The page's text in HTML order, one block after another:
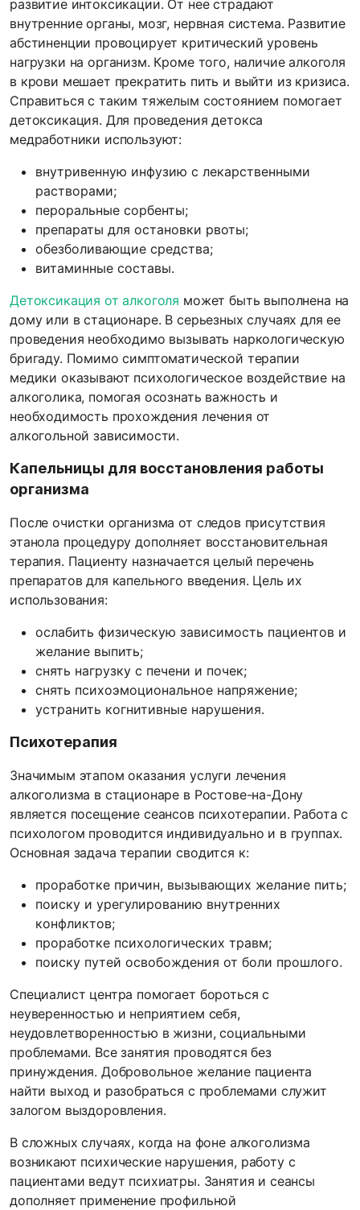
развитие интоксикации. От нее страдают
внутренние органы, мозг, нервная система. Развитие
абстиненции провоцирует критический уровень
нагрузки на организм. Кроме того, наличие алкоголя
в крови мешает прекратить пить и выйти из кризиса.
Справиться с таким тяжелым состоянием помогает
детоксикация. Для проведения детокса
медработники используют:
внутривенную инфузию с лекарственными
растворами;
пероральные сорбенты;
препараты для остановки рвоты;
обезболивающие средства;
витаминные составы.
Детоксикация от алкоголя может быть выполнена на
дому или в стационаре. В серьезных случаях для ее
проведения необходимо вызывать наркологическую
бригаду. Помимо симптоматической терапии
медики оказывают психологическое воздействие на
алкоголика, помогая осознать важность и
необходимость прохождения лечения от
алкогольной зависимости.
Капельницы для восстановления работы
организма
После очистки организма от следов присутствия
этанола процедуру дополняет восстановительная
терапия. Пациенту назначается целый перечень
препаратов для капельного введения. Цель их
использования:
ослабить физическую зависимость пациентов и
желание выпить;
снять нагрузку с печени и почек;
снять психоэмоциональное напряжение;
устранить когнитивные нарушения.
Психотерапия
Значимым этапом оказания услуги лечения
алкоголизма в стационаре в Ростове-на-Дону
является посещение сеансов психотерапии. Работа с
психологом проводится индивидуально и в группах.
Основная задача терапии сводится к:
проработке причин, вызывающих желание пить;
поиску и урегулированию внутренних
конфликтов;
проработке психологических травм;
поиску путей освобождения от боли прошлого.
Специалист центра помогает бороться с
неуверенностью и неприятием себя,
неудовлетворенностью в жизни, социальными
проблемами. Все занятия проводятся без
принуждения. Добровольное желание пациента
найти выход и разобраться с проблемами служит
залогом выздоровления.
В сложных случаях, когда на фоне алкоголизма
возникают психические нарушения, работу с
пациентами ведут психиатры. Занятия и сеансы
дополняет применение профильной